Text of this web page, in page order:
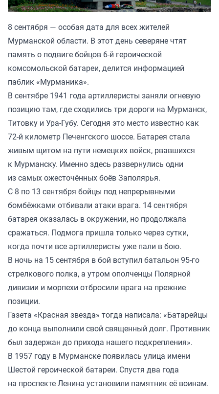
8 сентября — особая дата для всех жителей
Мурманской области. В этот день северяне чтят
память о подвиге бойцов 6-й героической
комсомольской батареи, делится информацией
паблик «Мурманика».
В сентябре 1941 года артиллеристы заняли огневую
позицию там, где сходились три дороги на Мурманск,
Титовку и Ура-Губу. Сегодня это место известно как
72-й километр Печенгского шоссе. Батарея стала
живым щитом на пути немецких войск, рвавшихся
к Мурманску. Именно здесь развернулись одни
из самых ожесточённых боёв Заполярья.
С 8 по 13 сентября бойцы под непрерывными
бомбёжками отбивали атаки врага. 14 сентября
батарея оказалась в окружении, но продолжала
сражаться. Подмога пришла только через сутки,
когда почти все артиллеристы уже пали в бою.
В ночь на 15 сентября в бой вступил батальон 95-го
стрелкового полка, а утром ополченцы Полярной
дивизии и морпехи отбросили врага на прежние
позиции.
Газета «Красная звезда» тогда написала: «Батарейцы
до конца выполнили свой священный долг. Противник
был задержан до прихода нашего подкрепления».
В 1957 году в Мурманске появилась улица имени
Шестой героической батареи. Спустя два года
на проспекте Ленина установили памятник её воинам.